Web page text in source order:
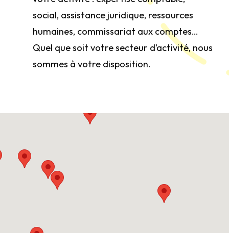
social, assistance juridique, ressources
humaines, commissariat aux comptes…
Quel que soit votre secteur d’activité, nous
sommes à votre disposition.